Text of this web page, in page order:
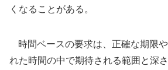
くなることがある。
時間ベースの要求は、正確な期限
れた時間の中で期待される範囲と深